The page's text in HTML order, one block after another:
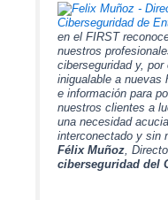
en el FIRST
nuestros
ciberseguridad y,
inigualable a nuevas
e información para
nuestros clientes a
una necesidad
interconectado y sin
Félix Muñoz,
ciberseguridad del